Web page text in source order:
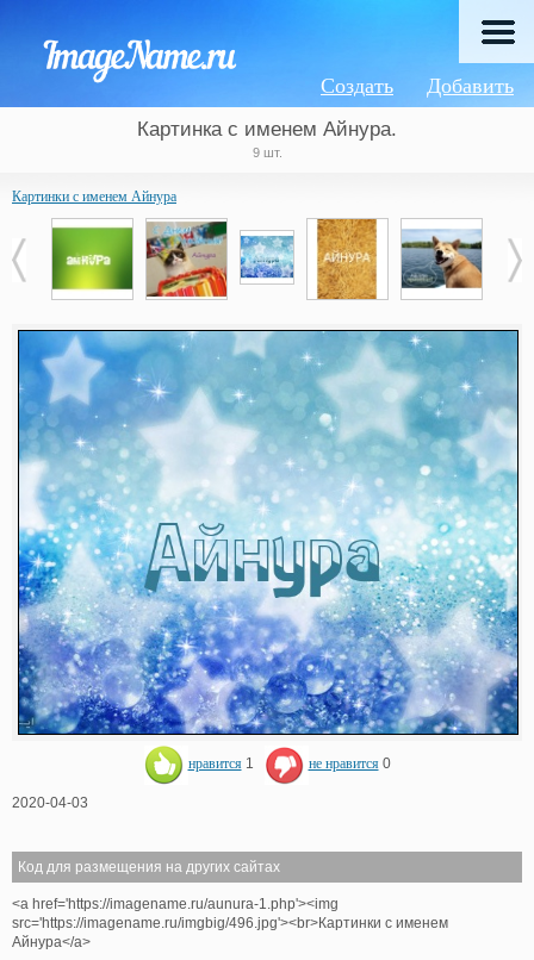
Добавить
Создать
Картинка с именем Айнура.
9 шт.
Картинки с именем Айнура
нравится 1 не нравится 0
2020-04-03
Код для размещения на других сайтах
<a href='https://imagename.ru/aunura-1.php'><img
src='https://imagename.ru/imgbig/496.jpg'><br>Картинки с именем
Айнура</a>